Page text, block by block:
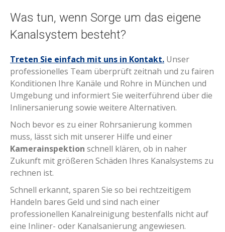
Was tun, wenn Sorge um das eigene
Kanalsystem besteht?
Treten Sie einfach mit uns in Kontakt. Unser
professionelles Team überprüft zeitnah und zu fairen
Konditionen Ihre Kanäle und Rohre in München und
Umgebung und informiert Sie weiterführend über die
Inlinersanierung sowie weitere Alternativen.
Noch bevor es zu einer Rohrsanierung kommen
muss, lässt sich mit unserer Hilfe und einer
Kamerainspektion schnell klären, ob in naher
Zukunft mit größeren Schäden Ihres Kanalsystems zu
rechnen ist.
Schnell erkannt, sparen Sie so bei rechtzeitigem
Handeln bares Geld und sind nach einer
professionellen Kanalreinigung bestenfalls nicht auf
eine Inliner- oder Kanalsanierung angewiesen.